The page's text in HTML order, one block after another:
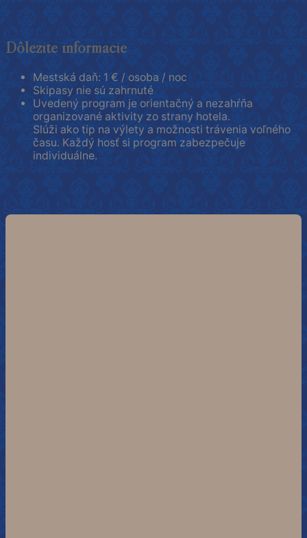
Dôležité informácie
Mestská daň: 1 € / osoba / noc
Skipasy nie sú zahrnuté
Uvedený program je orientačný a nezahŕňa
organizované aktivity zo strany hotela.
Slúži ako tip na výlety a možnosti trávenia voľného
času. Každý hosť si program zabezpečuje
individuálne.